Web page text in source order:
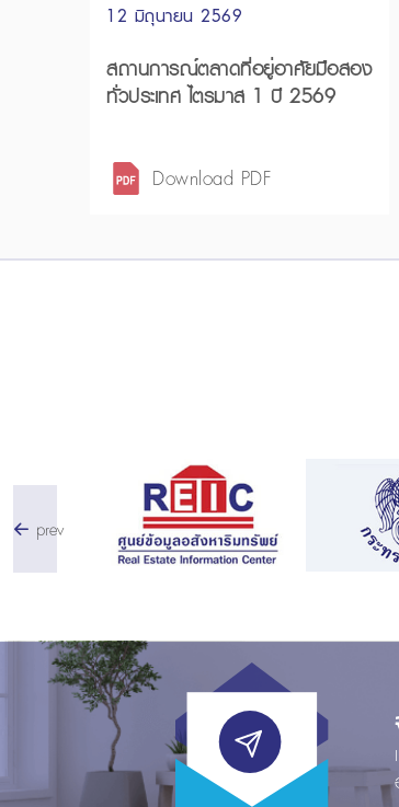
12 มิถุนายน 2569
สถานการณ์ตลาดที่อยู่อาศัยมือสอง
ทั่วประเทศ ไตรมาส 1 ปี 2569
Download PDF
prev